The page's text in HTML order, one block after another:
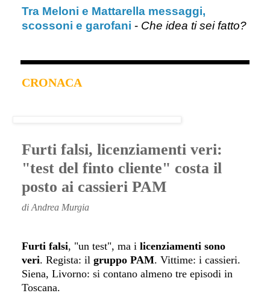
Tra Meloni e Mattarella messaggi,
scossoni e garofani - Che idea ti sei fatto?
CRONACA
Furti falsi, licenziamenti veri:
"test del finto cliente" costa il
posto ai cassieri PAM
di Andrea Murgia
Furti falsi, "un test", ma i licenziamenti sono
veri. Regista: il gruppo PAM. Vittime: i cassieri.
Siena, Livorno: si contano almeno tre episodi in
Toscana.